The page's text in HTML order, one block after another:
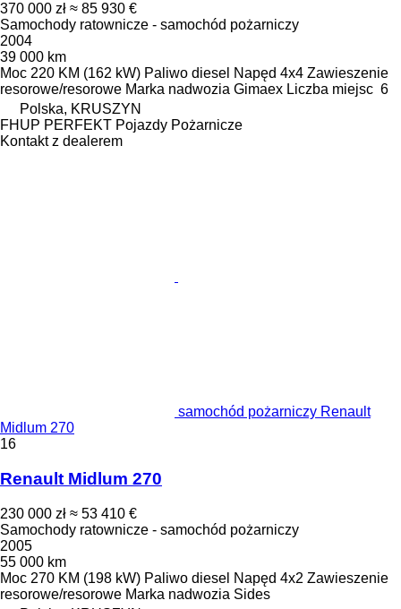
370 000 zł ≈ 85 930 €
Samochody ratownicze - samochód pożarniczy
2004
39 000 km
Moc 220 KM (162 kW) Paliwo diesel Napęd 4x4 Zawieszenie
resorowe/resorowe Marka nadwozia Gimaex Liczba miejsc 6
Polska, KRUSZYN
FHUP PERFEKT Pojazdy Pożarnicze
Kontakt z dealerem
samochód pożarniczy Renault
Midlum 270
16
Renault Midlum 270
230 000 zł ≈ 53 410 €
Samochody ratownicze - samochód pożarniczy
2005
55 000 km
Moc 270 KM (198 kW) Paliwo diesel Napęd 4x2 Zawieszenie
resorowe/resorowe Marka nadwozia Sides